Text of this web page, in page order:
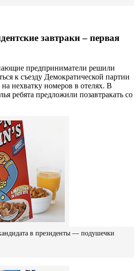
завтраки – первая
предприниматели решили
к съезду Демократической партии
на нехватку номеров в отелях. В
ребята предложили позавтракать со
в президенты — подушечки